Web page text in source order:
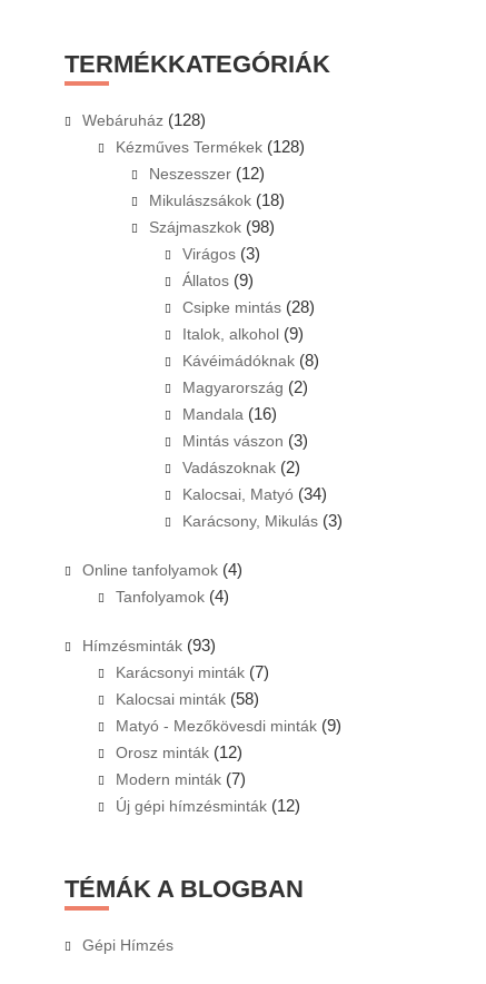
TERMÉKKATEGÓRIÁK
Webáruház (128)
Kézműves Termékek (128)
Neszesszer (12)
Mikulászsákok (18)
Szájmaszkok (98)
Virágos (3)
Állatos (9)
Csipke mintás (28)
Italok, alkohol (9)
Kávéimádóknak (8)
Magyarország (2)
Mandala (16)
Mintás vászon (3)
Vadászoknak (2)
Kalocsai, Matyó (34)
Karácsony, Mikulás (3)
Online tanfolyamok (4)
Tanfolyamok (4)
Hímzésminták (93)
Karácsonyi minták (7)
Kalocsai minták (58)
Matyó - Mezőkövesdi minták (9)
Orosz minták (12)
Modern minták (7)
Új gépi hímzésminták (12)
TÉMÁK A BLOGBAN
Gépi Hímzés